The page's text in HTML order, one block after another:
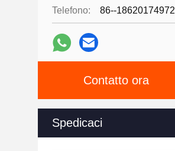
Kit Di Sigilli A Secchio
Telefono: 86--18620174972
Contatto ora
Spedicaci